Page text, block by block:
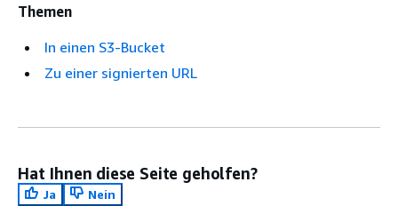
Themen
In einen S3-Bucket
Zu einer signierten URL
Hat Ihnen diese Seite geholfen?
Ja
Nein